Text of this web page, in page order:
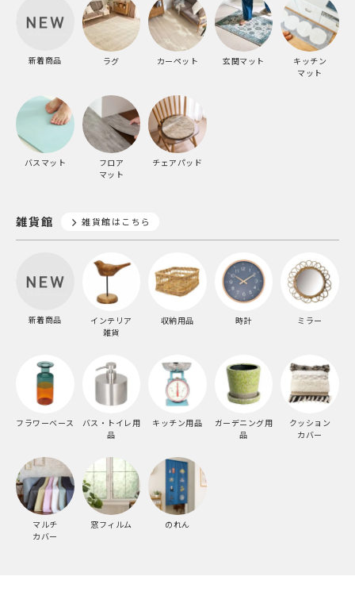
新着商品 ラグ カーペット 玄関マット
キッチン
マット
バスマット
フロア
マット
チェアパッド
雑貨館 雑貨館はこちら
新着商品
インテリア
雑貨
収納用品 時計 ミラー
フラワーベース
バス・トイレ用
品
キッチン用品
ガーデニング用
品
クッション
カバー
マルチ
カバー
窓フィルム のれん